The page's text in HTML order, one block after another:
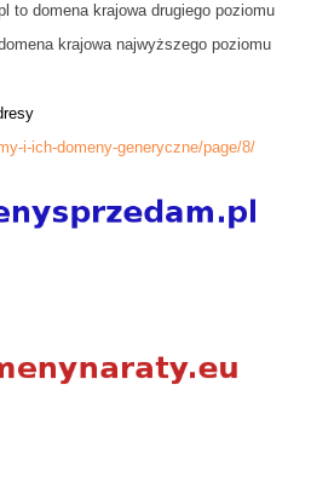
to domena krajowa drugiego poziomu
krajowa najwyższego poziomu
i-ich-domeny-generyczne/page/8/